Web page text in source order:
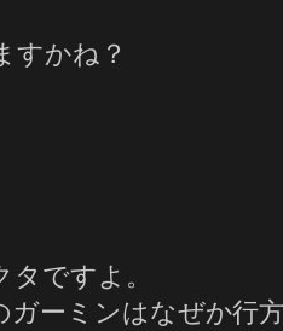
すかね？
ですよ。
ーミンはなぜか行方